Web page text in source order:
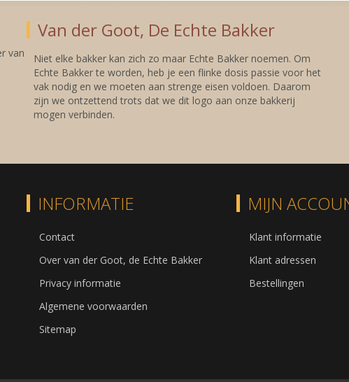
van
Van der Goot, De Echte Bakker
Niet elke bakker kan zich zo maar Echte Bakker noemen. Om
Echte Bakker te worden, heb je een flinke dosis passie voor het
vak nodig en we moeten aan strenge eisen voldoen. Daarom
zijn we ontzettend trots dat we dit logo aan onze bakkerij
mogen verbinden.
INFORMATIE
Contact
Over van der Goot, de Echte Bakker
Privacy informatie
Algemene voorwaarden
Sitemap
MIJN
Klant informatie
Klant adressen
Bestellingen